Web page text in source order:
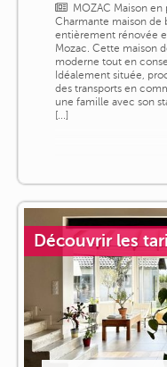
MOZAC Maison en
Charmante maison de
entièrement rénovée
Mozac. Cette maison
moderne tout en
Idéalement située,
des transports en
une famille avec son
[...]
Découvrir les